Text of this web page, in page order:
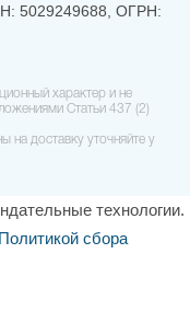
5029249688, ОГРН:
характер и не
Статьи 437 (2)
на доставку уточняйте у
технологии.
Политикой сбора